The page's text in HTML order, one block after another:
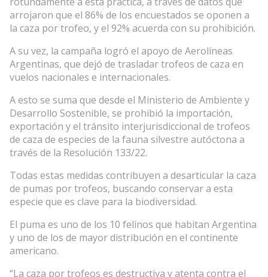
arrojaron que el 86% de los encuestados se oponen a
la caza por trofeo, y el 92% acuerda con su prohibición.
A su vez, la campaña logró el apoyo de Aerolíneas
Argentinas, que dejó de trasladar trofeos de caza en
vuelos nacionales e internacionales.
A esto se suma que desde el Ministerio de Ambiente y
Desarrollo Sostenible, se prohibió la importación,
exportación y el tránsito interjurisdiccional de trofeos
de caza de especies de la fauna silvestre autóctona a
través de la Resolución 133/22.
Todas estas medidas contribuyen a desarticular la caza
de pumas por trofeos, buscando conservar a esta
especie que es clave para la biodiversidad.
El puma es uno de los 10 felinos que habitan Argentina
y uno de los de mayor distribución en el continente
americano.
“La caza por trofeos es destructiva y atenta contra el